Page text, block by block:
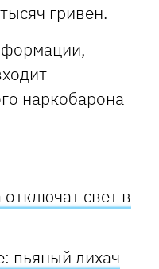
гривен.
наркобарона
свет в
пьяный лихач